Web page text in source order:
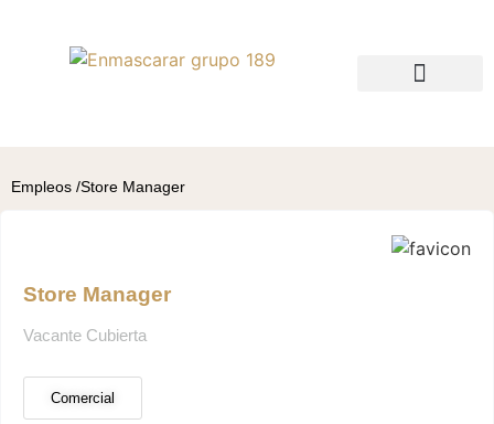
Empleos /Store Manager
Store Manager
Vacante Cubierta
Comercial